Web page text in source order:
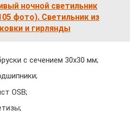
ночной светильник
фото). Светильник из
и гирлянды
с сечением 30х30 мм;
OSB;